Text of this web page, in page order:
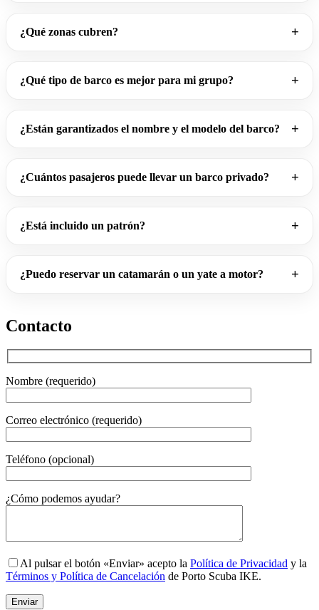
¿Qué zonas cubren?
¿Qué tipo de barco es mejor para mi grupo?
¿Están garantizados el nombre y el modelo del barco?
¿Cuántos pasajeros puede llevar un barco privado?
¿Está incluido un patrón?
¿Puedo reservar un catamarán o un yate a motor?
Contacto
Nombre (requerido)
Correo electrónico (requerido)
Teléfono (opcional)
Gender
¿Cómo podemos ayudar?
Al pulsar el botón «Enviar» acepto la Política de Privacidad y la
Términos y Política de Cancelación de Porto Scuba IKE.